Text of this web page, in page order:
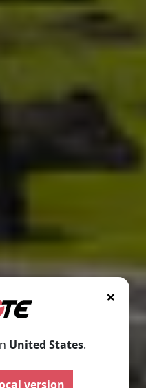
×
United States.
version